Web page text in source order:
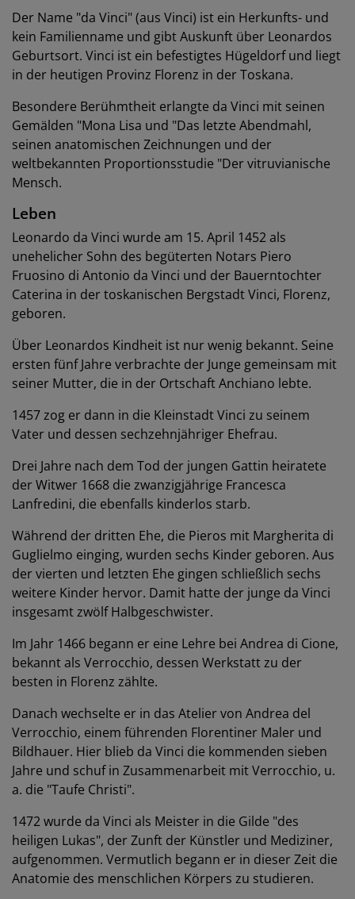
Der Name "da Vinci" (aus Vinci) ist ein Herkunfts- und
kein Familienname und gibt Auskunft über Leonardos
Geburtsort. Vinci ist ein befestigtes Hügeldorf und liegt
in der heutigen Provinz Florenz in der Toskana.
Besondere Berühmtheit erlangte da Vinci mit seinen
Gemälden "Mona Lisa und "Das letzte Abendmahl,
seinen anatomischen Zeichnungen und der
weltbekannten Proportionsstudie "Der vitruvianische
Mensch.
Leben
Leonardo da Vinci wurde am 15. April 1452 als
unehelicher Sohn des begüterten Notars Piero
Fruosino di Antonio da Vinci und der Bauerntochter
Caterina in der toskanischen Bergstadt Vinci, Florenz,
geboren.
Über Leonardos Kindheit ist nur wenig bekannt. Seine
ersten fünf Jahre verbrachte der Junge gemeinsam mit
seiner Mutter, die in der Ortschaft Anchiano lebte.
1457 zog er dann in die Kleinstadt Vinci zu seinem
Vater und dessen sechzehnjähriger Ehefrau.
Drei Jahre nach dem Tod der jungen Gattin heiratete
der Witwer 1668 die zwanzigjährige Francesca
Lanfredini, die ebenfalls kinderlos starb.
Während der dritten Ehe, die Pieros mit Margherita di
Guglielmo einging, wurden sechs Kinder geboren. Aus
der vierten und letzten Ehe gingen schließlich sechs
weitere Kinder hervor. Damit hatte der junge da Vinci
insgesamt zwölf Halbgeschwister.
Im Jahr 1466 begann er eine Lehre bei Andrea di Cione,
bekannt als Verrocchio, dessen Werkstatt zu der
besten in Florenz zählte.
Danach wechselte er in das Atelier von Andrea del
Verrocchio, einem führenden Florentiner Maler und
Bildhauer. Hier blieb da Vinci die kommenden sieben
Jahre und schuf in Zusammenarbeit mit Verrocchio, u.
a. die "Taufe Christi".
1472 wurde da Vinci als Meister in die Gilde "des
heiligen Lukas", der Zunft der Künstler und Mediziner,
aufgenommen. Vermutlich begann er in dieser Zeit die
Anatomie des menschlichen Körpers zu studieren.